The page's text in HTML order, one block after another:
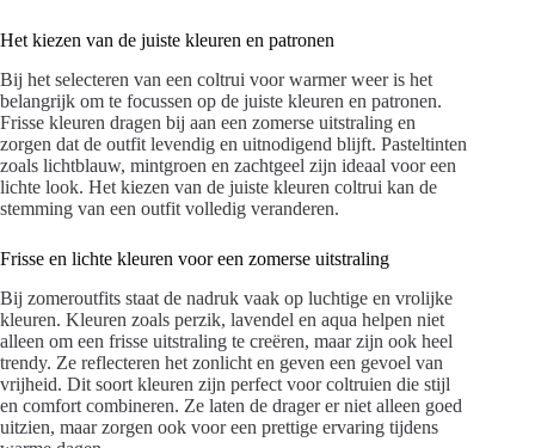
Het kiezen van de juiste kleuren en patronen
Bij het selecteren van een coltrui voor warmer weer is het
belangrijk om te focussen op de juiste kleuren en patronen.
Frisse kleuren dragen bij aan een zomerse uitstraling en
zorgen dat de outfit levendig en uitnodigend blijft. Pasteltinten
zoals lichtblauw, mintgroen en zachtgeel zijn ideaal voor een
lichte look. Het kiezen van de juiste kleuren coltrui kan de
stemming van een outfit volledig veranderen.
Frisse en lichte kleuren voor een zomerse uitstraling
Bij zomeroutfits staat de nadruk vaak op luchtige en vrolijke
kleuren. Kleuren zoals perzik, lavendel en aqua helpen niet
alleen om een frisse uitstraling te creëren, maar zijn ook heel
trendy. Ze reflecteren het zonlicht en geven een gevoel van
vrijheid. Dit soort kleuren zijn perfect voor coltruien die stijl
en comfort combineren. Ze laten de drager er niet alleen goed
uitzien, maar zorgen ook voor een prettige ervaring tijdens